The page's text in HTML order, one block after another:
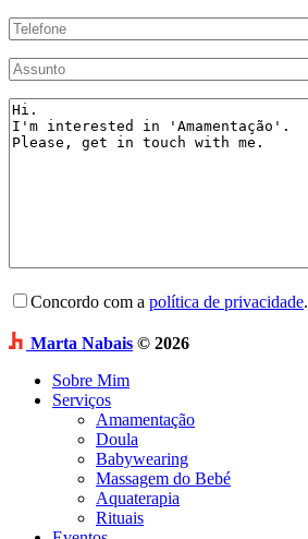
Concordo com a política de privacidade.
Marta Nabais © 2026
Sobre Mim
Serviços
Amamentação
Doula
Babywearing
Massagem do Bebé
Aquaterapia
Rituais